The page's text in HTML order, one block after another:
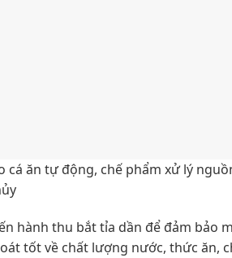
ăn tự động, chế phẩm xử lý
hành thu bắt tỉa dần để đảm bảo
tốt về chất lượng nước, thức ăn,